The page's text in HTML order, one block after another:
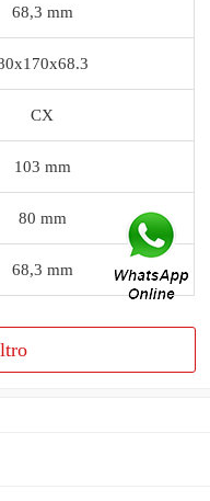
68,3 mm
CX
103 mm
80 mm
68,3 mm